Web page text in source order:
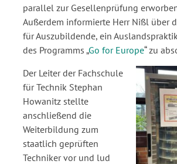
parallel zur Gesellenprüfung
Außerdem informierte Herr Nißl über
für Auszubildende, ein
des Programms „Go for Europe“ zu
Der Leiter der Fachschule
für Technik Stephan
Howanitz stellte
anschließend die
Weiterbildung zum
staatlich geprüften
Techniker vor und lud